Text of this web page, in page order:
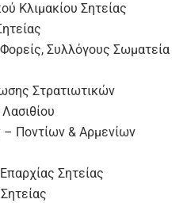
Κλιμακίου Σητείας
Συλλόγους Σωματεία
Στρατιωτικών
Ποντίων & Αρμενίων
Σητείας